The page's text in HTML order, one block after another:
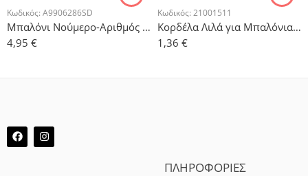
Κωδικός: A9906286SD
Μπαλόνι Νούμερο-Αριθμός 1 Ασημί 86x33cm
4,95 €
Κωδικός: 21001511
Κορδέλα Λιλά για Μπαλόνια 500μ
1,36 €
ΠΛΗΡΟΦΟΡΙΕΣ